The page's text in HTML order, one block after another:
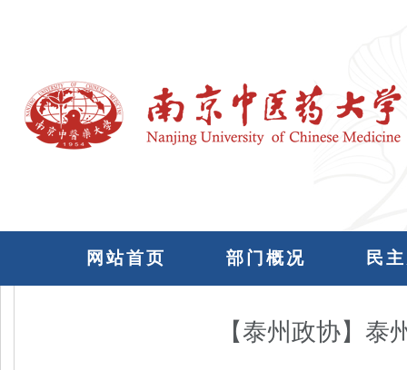
网站首页 部门概况 民
【泰州政协】泰